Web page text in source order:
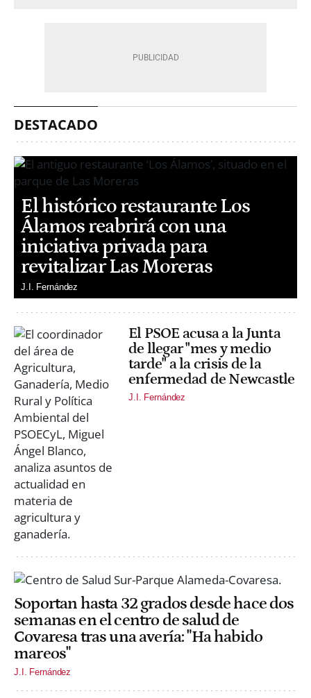
DESTACADO
El histórico restaurante Los
Álamos reabrirá con una
iniciativa privada para
revitalizar Las Moreras
J.I. Fernández
El PSOE acusa a la Junta
de llegar "mes y medio
tarde" a la crisis de la
enfermedad de Newcastle
J.I. Fernández
Soportan hasta 32 grados desde hace dos
semanas en el centro de salud de
Covaresa tras una avería: "Ha habido
mareos"
J.I. Fernández